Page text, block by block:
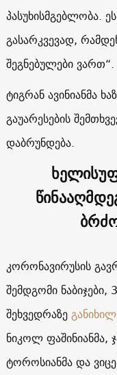
პასუხისმგებლობა.
გასარკვევად,
შეგნებულები ვართ“.
ტიგრან ავინიანმა
გაუარესების
დაბრუნდება.
კორონავირუსის
შემდგომი
შეხვედრაზე
ნიკოლ ფაშინიანმა,
ტოროსიანმა და